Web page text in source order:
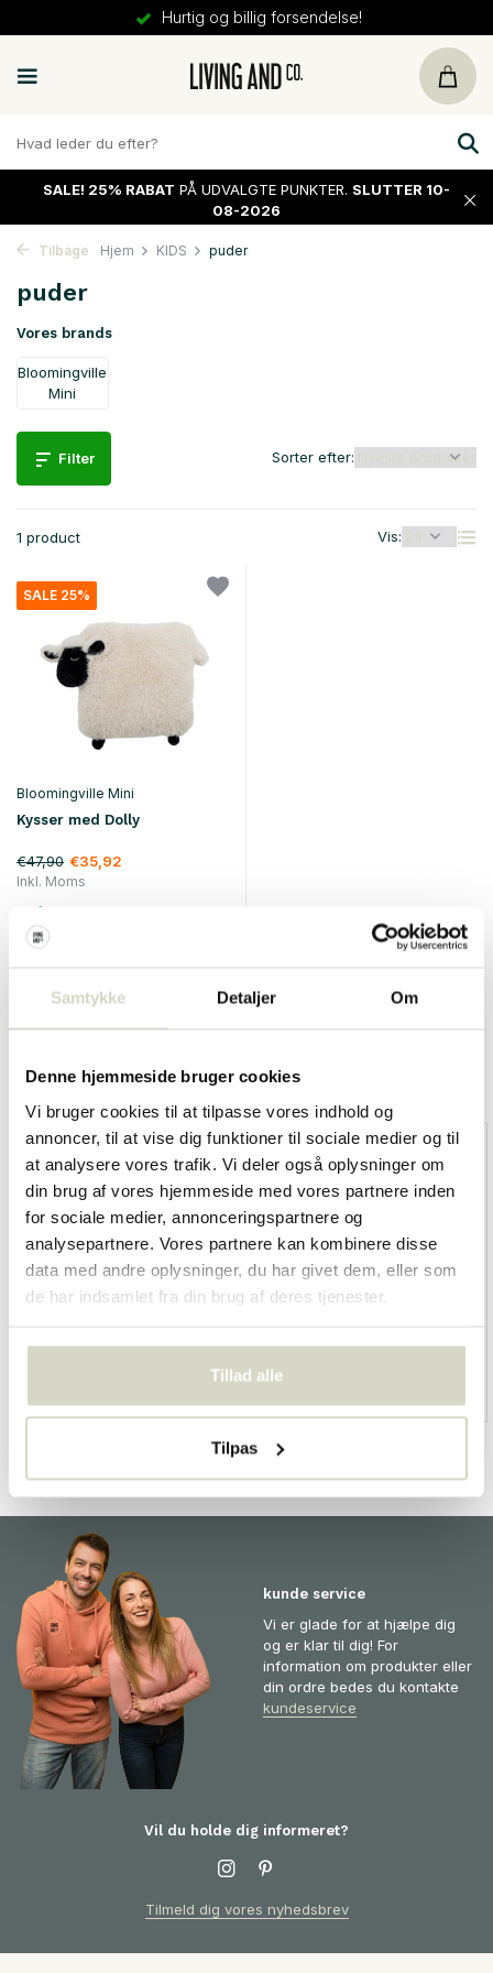
Samtykke Detaljer Om
Denne hjemmeside bruger cookies
Vi bruger cookies til at tilpasse vores indhold og
annoncer, til at vise dig funktioner til sociale medier og til
at analysere vores trafik. Vi deler også oplysninger om
din brug af vores hjemmeside med vores partnere inden
for sociale medier, annonceringspartnere og
analysepartnere. Vores partnere kan kombinere disse
data med andre oplysninger, du har givet dem, eller som
de har indsamlet fra din brug af deres tjenester.
Tillad alle
Tilpas
Hurtig og billig forsendelse!
SALE! 25% RABAT PÅ UDVALGTE PUNKTER. SLUTTER 10-
08-2026
Tilbage Hjem KIDS puder
puder
Vores brands
Bloomingville
Mini
Filter
1 product Vis:
Sorter efter:
SALE 25%
Bloomingville Mini
Kysser med Dolly
€47,90 €35,92
Inkl. Moms
• På lager
Overige categorieën in KIDS
kunde service
Vi er glade for at hjælpe dig
og er klar til dig! For
information om produkter eller
din ordre bedes du kontakte
kundeservice
Vil du holde dig informeret?
Tilmeld dig vores nyhedsbrev